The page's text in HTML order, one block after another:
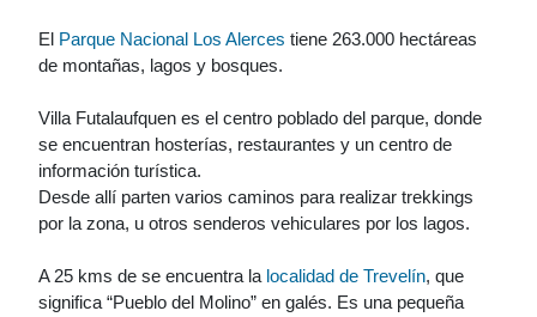
El Parque Nacional Los Alerces tiene 263.000 hectáreas
de montañas, lagos y bosques.
Villa Futalaufquen es el centro poblado del parque, donde
se encuentran hosterías, restaurantes y un centro de
información turística.
Desde allí parten varios caminos para realizar trekkings
por la zona, u otros senderos vehiculares por los lagos.
A 25 kms de se encuentra la localidad de Trevelín, que
significa “Pueblo del Molino” en galés. Es una pequeña